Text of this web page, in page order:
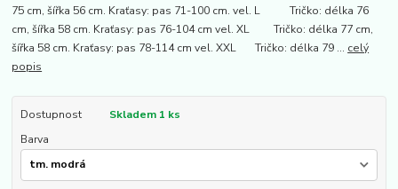
75 cm, šířka 56 cm. Kraťasy: pas 71-100 cm. vel. L Tričko: délka 76
cm, šířka 58 cm. Kraťasy: pas 76-104 cm vel. XL Tričko: délka 77 cm,
šířka 58 cm. Kraťasy: pas 78-114 cm vel. XXL Tričko: délka 79 ... celý
popis
Dostupnost
Skladem 1 ks
Barva